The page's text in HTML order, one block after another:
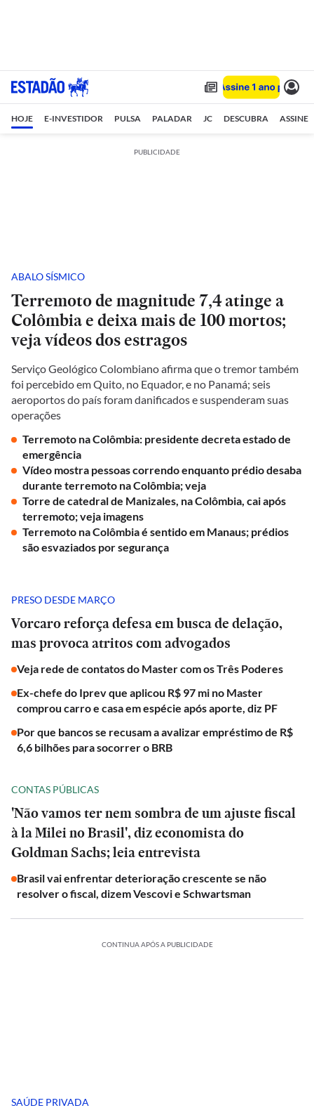
HOJE E-INVESTIDOR PULSA PALADAR JC DESCUBRA ASSINE
PUBLICIDADE
ABALO SÍSMICO
Terremoto de magnitude 7,4 atinge a
Colômbia e deixa mais de 100 mortos;
veja vídeos dos estragos
Serviço Geológico Colombiano afirma que o tremor também
foi percebido em Quito, no Equador, e no Panamá; seis
aeroportos do país foram danificados e suspenderam suas
operações
Terremoto na Colômbia: presidente decreta estado de
emergência
Vídeo mostra pessoas correndo enquanto prédio desaba
durante terremoto na Colômbia; veja
Torre de catedral de Manizales, na Colômbia, cai após
terremoto; veja imagens
Terremoto na Colômbia é sentido em Manaus; prédios
são esvaziados por segurança
PRESO DESDE MARÇO
Vorcaro reforça defesa em busca de delação,
mas provoca atritos com advogados
Veja rede de contatos do Master com os Três Poderes
Ex-chefe do Iprev que aplicou R$ 97 mi no Master
comprou carro e casa em espécie após aporte, diz PF
Por que bancos se recusam a avalizar empréstimo de R$
6,6 bilhões para socorrer o BRB
CONTAS PÚBLICAS
'Não vamos ter nem sombra de um ajuste fiscal
à la Milei no Brasil', diz economista do
Goldman Sachs; leia entrevista
Brasil vai enfrentar deterioração crescente se não
resolver o fiscal, dizem Vescovi e Schwartsman
CONTINUA APÓS A PUBLICIDADE
SAÚDE PRIVADA